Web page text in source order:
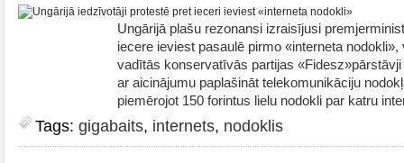
Ungārijā plašu rezonansi izraisījusi
iecere ieviest pasaulē pirmo «interneta
vadītās konservatīvās partijas
ar aicinājumu paplašināt telekomunikāciju
piemērojot 150 forintus lielu nodokli par katru
Tags: gigabaits, internets, nodoklis